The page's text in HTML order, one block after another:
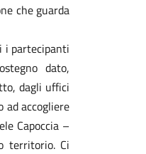
che guarda
i partecipanti
dato,
dagli uffici
accogliere
Capoccia –
territorio. Ci